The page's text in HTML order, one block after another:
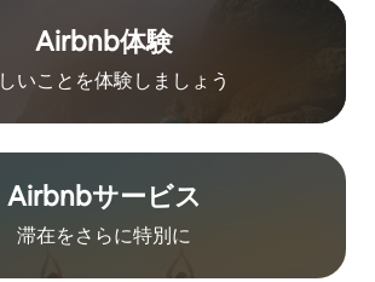
Airbnb体験
いことを体験しましょう
Airbnb⁠サ⁠ー⁠ビ⁠ス
滞在をさ⁠ら⁠に特⁠別⁠に